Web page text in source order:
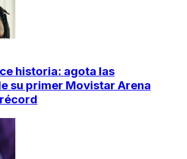
historia: agota las
su primer Movistar Arena